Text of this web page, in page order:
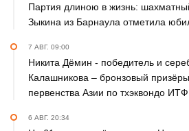
Партия длиною в жизнь:
Зыкина из Барнаула отметила
7 АВГ. 09:00
Никита Дёмин - победитель и
Калашникова – бронзовый
первенства Азии по тхэквондо ИТФ
6 АВГ. 20:34